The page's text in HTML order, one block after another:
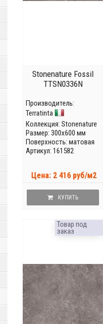
Stonenature Fossil
TTSN0336N
Производитель:
Terratinta
Коллекция: Stonenature
Размер: 300x600 мм
Поверхность: матовая
Артикул: 161582
Цена: 2 416 руб/м2
КУПИТЬ
Товар под
заказ